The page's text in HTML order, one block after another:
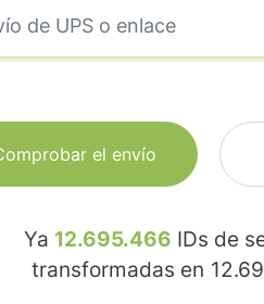
el envío
Ya 12.695.466 IDs de
transformadas en